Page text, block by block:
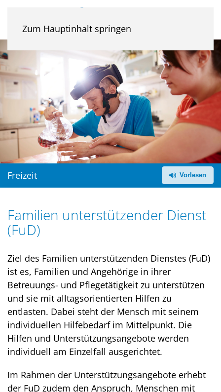
Zum Hauptinhalt springen
Freizeit
Familien unterstützender Dienst
(FuD)
Ziel des Familien unterstützenden Dienstes (FuD)
ist es, Familien und Angehörige in ihrer
Betreuungs- und Pflegetätigkeit zu unterstützen
und sie mit alltagsorientierten Hilfen zu
entlasten. Dabei steht der Mensch mit seinem
individuellen Hilfebedarf im Mittelpunkt. Die
Hilfen und Unterstützungsangebote werden
individuell am Einzelfall ausgerichtet.
Im Rahmen der Unterstützungsangebote erhebt
der FuD zudem den Anspruch, Menschen mit